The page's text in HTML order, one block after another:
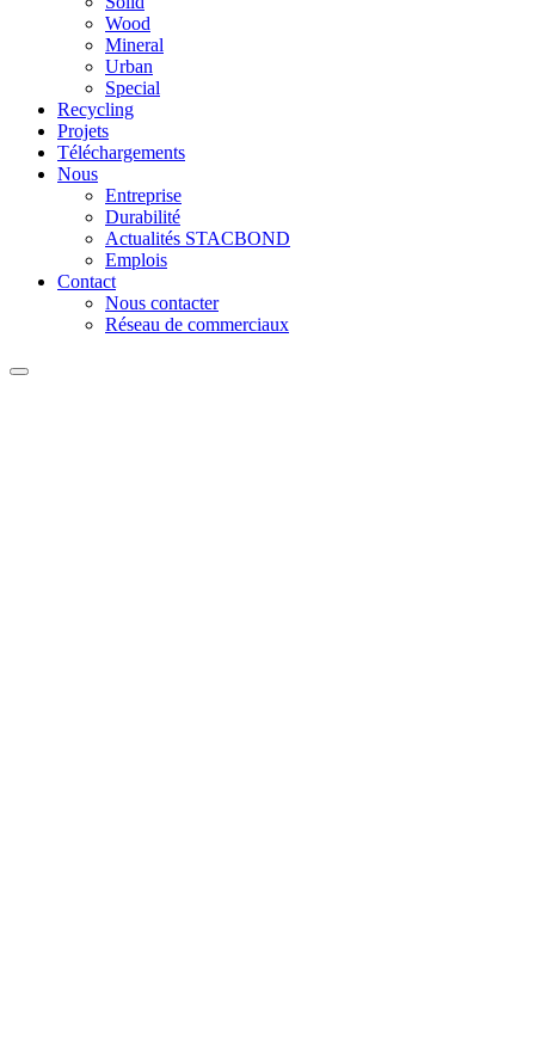
Wood
Mineral
Urban
Special
Recycling
Projets
Téléchargements
Nous
Entreprise
Durabilité
Actualités STACBOND
Emplois
Contact
Nous contacter
Réseau de commerciaux